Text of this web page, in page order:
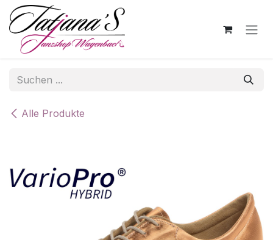
Zum Inhalt springen
Alle Produkte